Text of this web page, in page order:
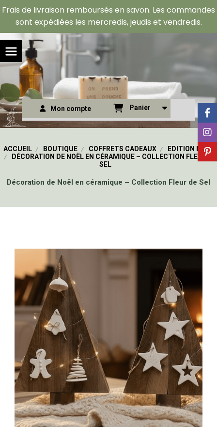
Frais de livraison remboursés en savon. Les commandes
sont expédiées les mercredis, jeudis et vendredis.
Mon compte Panier
ACCUEIL BOUTIQUE COFFRETS CADEAUX
EDITION NOËL
DÉCORATION DE NOËL EN CÉRAMIQUE – COLLECTION FLEUR DE
SEL
Décoration de Noël en céramique – Collection Fleur de Sel